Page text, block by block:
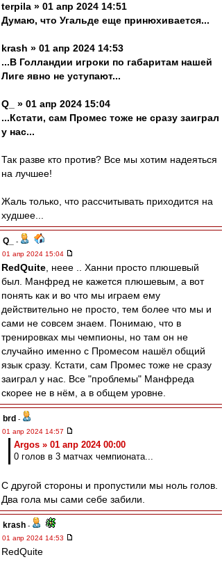
terpila » 01 апр 2024 14:51
Думаю, что Угальде еще принюхивается...
krash » 01 апр 2024 14:53
...В Голландии игроки по габаритам нашей
Лиге явно не уступают...
Q_ » 01 апр 2024 15:04
...Кстати, сам Промес тоже не сразу заиграл
у нас...
Так разве кто против? Все мы хотим надеяться
на лучшее!
Жаль только, что рассчитывать приходится на
худшее...
Q_
-
01 апр 2024 15:04
RedQuite , неее .. Ханни просто плюшевый
был. Манфред не кажется плюшевым, а вот
понять как и во что мы играем ему
действительно не просто, тем более что мы и
сами не совсем знаем. Понимаю, что в
тренировках мы чемпионы, но там он не
случайно именно с Промесом нашёл общий
язык сразу. Кстати, сам Промес тоже не сразу
заиграл у нас. Все "проблемы" Манфреда
скорее не в нём, а в общем уровне.
brd -
01 апр 2024 14:57
Argos » 01 апр 2024 00:00
0 голов в 3 матчах чемпионата...
С другой стороны и пропустили мы ноль голов.
Два гола мы сами себе забили.
krash -
01 апр 2024 14:53
RedQuite